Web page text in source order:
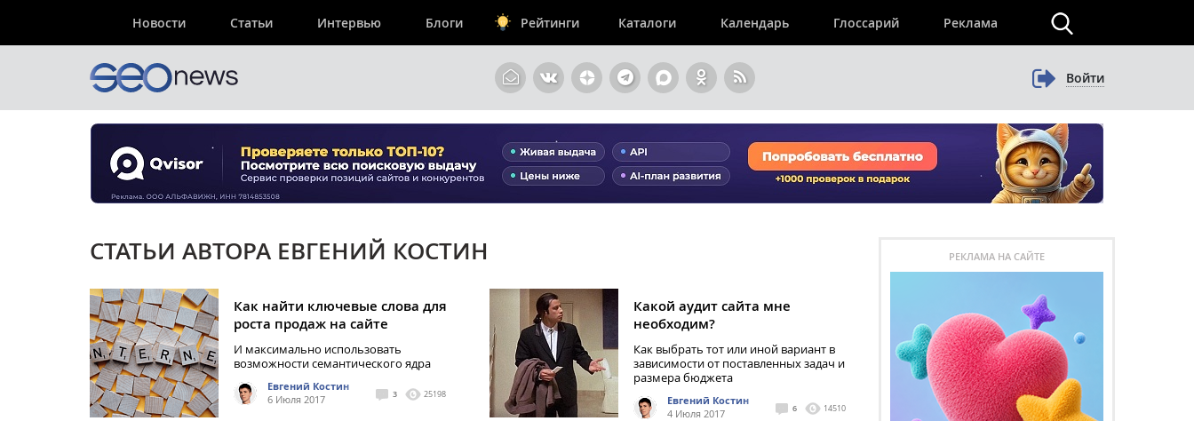
Новости Статьи Интервью Блоги Рейтинги Каталоги Календарь Глоссарий Реклама
Войти
СТАТЬИ АВТОРА ЕВГЕНИЙ КОСТИН
Как найти ключевые слова для
роста продаж на сайте
И максимально использовать
возможности семантического ядра
Евгений Костин
6 Июля 2017
3 25198
Какой аудит сайта мне
необходим?
Как выбрать тот или иной вариант в
зависимости от поставленных задач и
размера бюджета
Евгений Костин
4 Июля 2017
6 14510
РЕКЛАМА НА САЙТЕ